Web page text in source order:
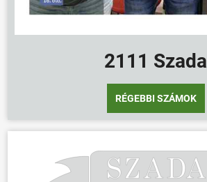
2111 Szada
RÉGEBBI SZÁMOK